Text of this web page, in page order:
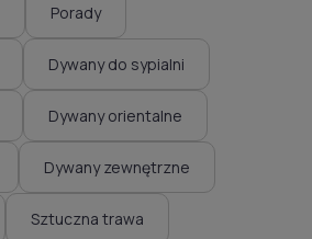
Porady
Dywany do sypialni
Dywany orientalne
Dywany zewnętrzne
Sztuczna trawa